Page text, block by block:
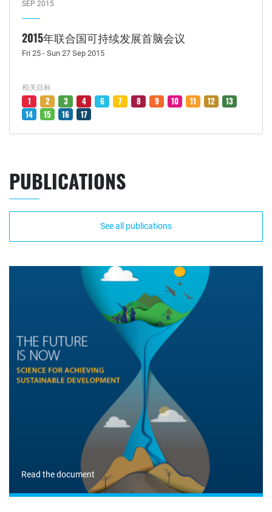
SEP 2015
2015年联合国可持续发展首脑会议
Fri 25 - Sun 27 Sep 2015
相关目标
1 2 3 4 6 7 8 9 10 11 12
13
14
15 16 17
PUBLICATIONS
See all publications
Read the document